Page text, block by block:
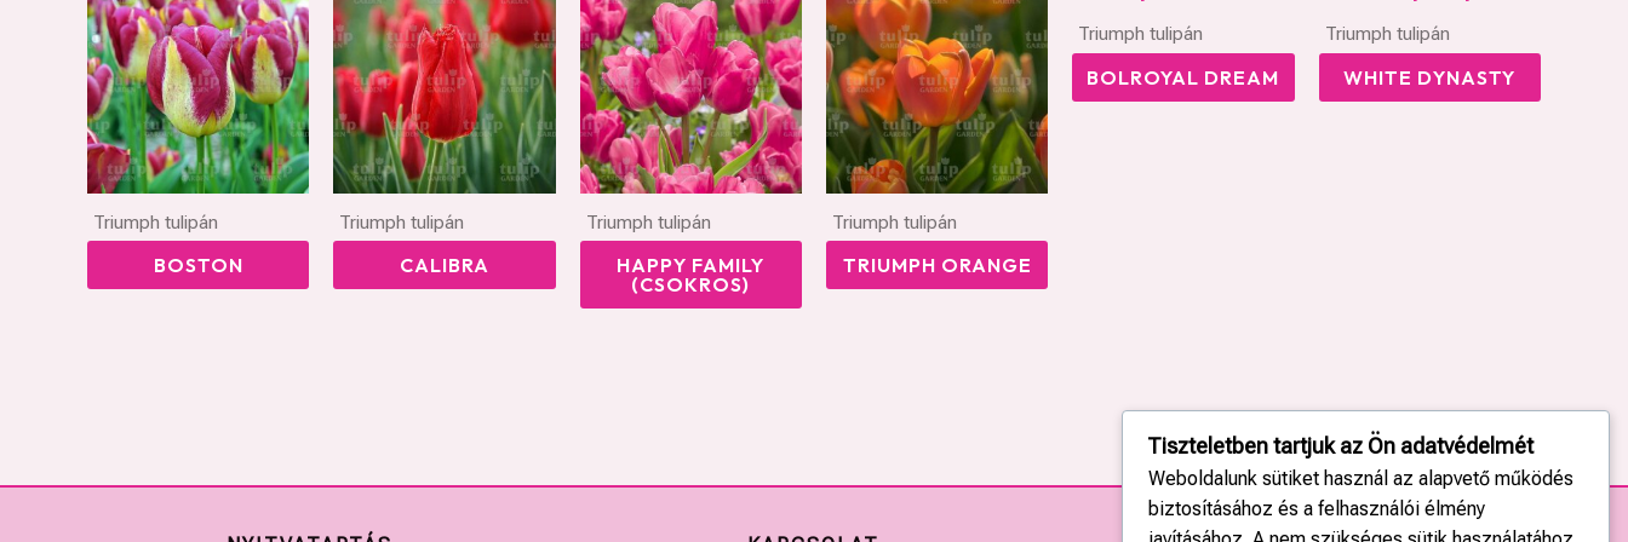
Triumph tulipán
BOSTON
Triumph tulipán
CALIBRA
Triumph tulipán
HAPPY FAMILY
(CSOKROS)
Triumph tulipán
TRIUMPH ORANGE
Triumph tulipán
BOLROYAL DREAM
Triumph tulipán
WHITE DYNASTY
Tiszteletben tartjuk az Ön adatvédelmét
Weboldalunk sütiket használ az alapvető működés
biztosításához és a felhasználói élmény